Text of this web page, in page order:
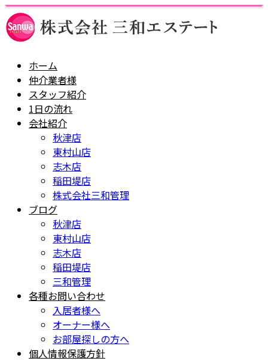
ホーム
仲介業者様
スタッフ紹介
1日の流れ
会社紹介
秋津店
東村山店
志木店
稲田堤店
株式会社三和管理
ブログ
秋津店
東村山店
志木店
稲田堤店
三和管理
各種お問い合わせ
入居者様へ
オーナー様へ
お部屋探しの方へ
個人情報保護方針